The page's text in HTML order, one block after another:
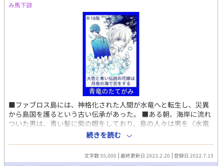
み馬下諒
■ファブロス島には、神格化された人間が水竜へと転生し、災異
から島国を護るという古い伝承があった。 ■ある朝、海岸に流れ
ついた男は、青い髪に紫の眼をしており、島の人々は男を〈水竜
の化身〉と信じこみ、手厚く介抱するが……？ ■主人公の正体
は、ガレオス帝国海軍の大佐ですが、しばらく記憶喪失となって
います。 島国編→転生編→帝国編の３部作。転生編は受け身視点
です。予告なく性描写あり。 ※ R-15に改稿した同タイトルを［ノ
続きを読む
文字数 55,000 最終更新日 2023.2.20 登録日 2022.7.15